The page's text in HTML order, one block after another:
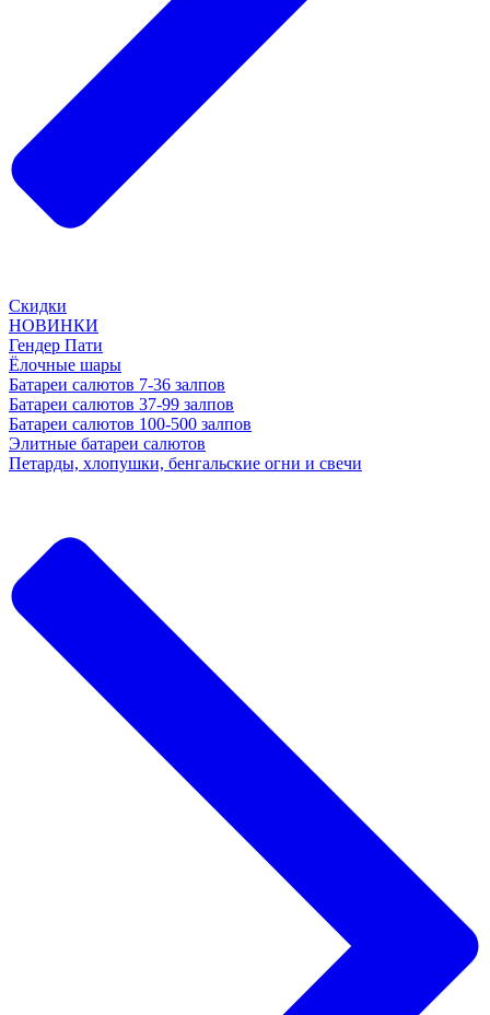
Скидки
НОВИНКИ
Гендер Пати
Ёлочные шары
Батареи салютов 7-36 залпов
Батареи салютов 37-99 залпов
Батареи салютов 100-500 залпов
Элитные батареи салютов
Петарды, хлопушки, бенгальские огни и свечи